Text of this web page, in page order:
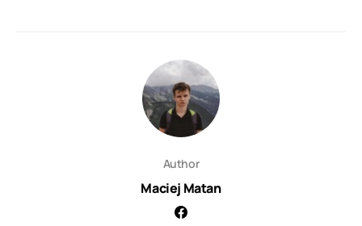
Author
Maciej Matan